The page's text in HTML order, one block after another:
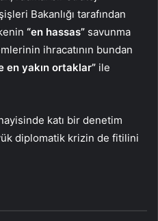
Bakanlığı tarafından
“en hassas” savunma
ihracatının bundan
en yakın ortaklar” ile
katı bir denetim
diplomatik krizin de fitilini